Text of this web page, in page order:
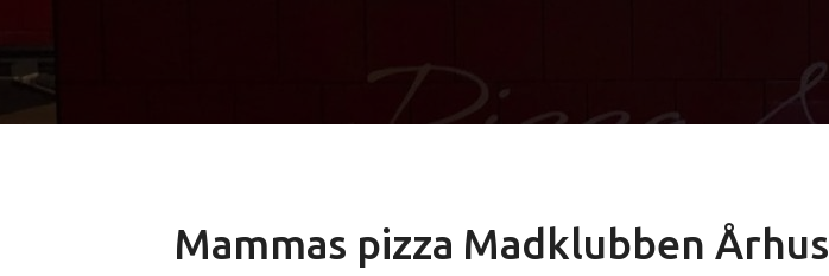
Mammas pizza Madklubben Århus